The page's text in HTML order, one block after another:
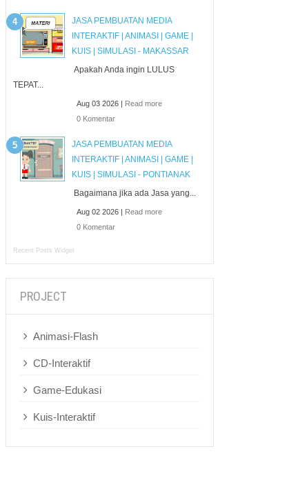
JASA PEMBUATAN MEDIA
INTERAKTIF | ANIMASI | GAME |
KUIS | SIMULASI - MAKASSAR
Apakah Anda ingin LULUS
TEPAT...
Aug 03 2026 | Read more
0 Komentar
JASA PEMBUATAN MEDIA
INTERAKTIF | ANIMASI | GAME |
KUIS | SIMULASI - PONTIANAK
Bagaimana jika ada Jasa yang...
Aug 02 2026 | Read more
0 Komentar
Recent Posts Widget
PROJECT
Animasi-Flash
CD-Interaktif
Game-Edukasi
Kuis-Interaktif